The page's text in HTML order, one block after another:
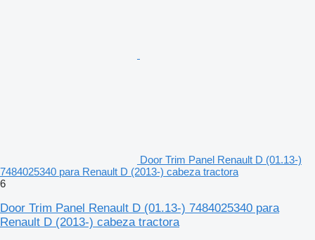
Door Trim Panel Renault D (01.13-)
7484025340 para Renault D (2013-) cabeza tractora
6
Door Trim Panel Renault D (01.13-) 7484025340 para
Renault D (2013-) cabeza tractora